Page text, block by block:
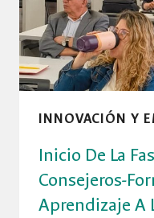
LA
FACULTAD
DE
INGENIERÍA
INNOVACIÓN Y
Inicio De La
Consejeros-
Aprendizaje A